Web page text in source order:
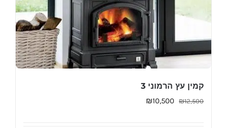
קמין עץ הרמוני 3
₪12,500
המחיר₪10,500